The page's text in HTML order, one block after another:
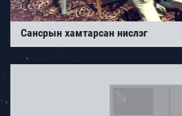
Сансрын хамтарсан нислэг